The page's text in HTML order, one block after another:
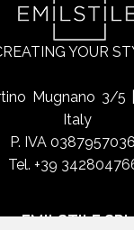
YOUR
Mugnano 3/5
Italy
P. IVA
Tel. +39
EMILSTILE SRL